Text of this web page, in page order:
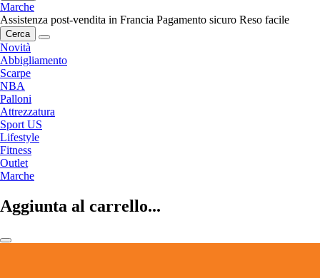
Marche
Assistenza post-vendita in Francia Pagamento sicuro Reso facile
Cerca
Novità
Abbigliamento
Scarpe
NBA
Palloni
Attrezzatura
Sport US
Lifestyle
Fitness
Outlet
Marche
Aggiunta al carrello...